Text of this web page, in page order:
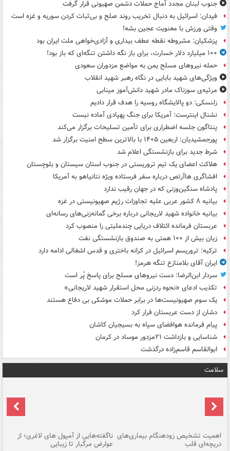
جنوب لبنان مجدد آماج حملات دشمن صهیونی قرار گرفت
فیدان: اسرائیل به دنبال تخریب روند صلح و بی‌ثبات کردن سوریه و غزه است
وقتی ورزش با معنویت عجین بشه!
پزشکیان: مشروطه نقطه عطف بیداری و آزادی‌خواهی ملت ایران بود
۱۰۰ میلیارد دلار خسارت، برای باز نگه داشتن تنگه‌ای که باز بود!
حمله نیروهای مسلح یمن به مواضع مزدوران سعودی
ویژگی‌های شهید بابایی در نگاه رهبر شهید انقلاب
مرثیه‌ی سوزناک مادر شهید دانش‌آموز مینابی
زلنسکی: دو پالایشگاه روسیه را هدف قرار دادیم
نشنال اینترست: آمریکا برای جنگ پهپادی آماده نیست
پنتاگون جلسه اضطراری برای تأمین تسلیحات برگزار می‌کند
پورجمشیدیان: اربعین ۱۴۰۵ با بالاترین سطح امنیت برگزار شد
شرط جدید برای بازنشستگی اعلام شد
هلاکت اعضای یک تیم تروریستی در جنوب استان سیستان و بلوچستان
افشاگری هاآرتص درباره سفر فرستاده ویژه نتانیاهو به آمریکا
پادشاه سنگین‌وزنی که در جهان رقیب ندارد
بیانیه ۸ کشور عربی علیه تجاوزات رژیم صهیونیستی در غزه
بیانیه خانواده شهید لاریجانی درباره برخی گمانه‌زنی‌های رسانه‌ای
عربستان فرمانده ائتلاف دریایی چندملیتی را منصوب کرد
زیان بیش از ۱۰۰ همتی به صندوق‌ بازنشستگی نفت
ترکیه: تروریسم اسرائیل در کرانه باختری و قدس اشغالی ادامه دارد
ایران آقای بلامنازع تنگه هرمز!
سردار ابن‌الرضا: دست نیروهای مسلح برای پاسخ پُر است
تکذیب ادعای «نحوه ردزنی محل استقرار شهید لاریجانی»
یک‌ سوم صهیونیست‌ها در برابر حملات موشکی بی دفاع هستند
دشان از دست عربستان فرار کرد
پیام فرمانده هوافضای سپاه به بسیجیان کاشان
شناسایی و بازداشت ۲۱مزدور موساد در کرمان
ابوالقاسم قاسم‌زاده درگذشت
سلامت
اهمیت تشخیص زودهنگام بیماری‌های
دریچه‌ای قلب
ناگفته‌هایی از آمپول های لاغری؛ از
عوارض مرگبار تا زیبایی